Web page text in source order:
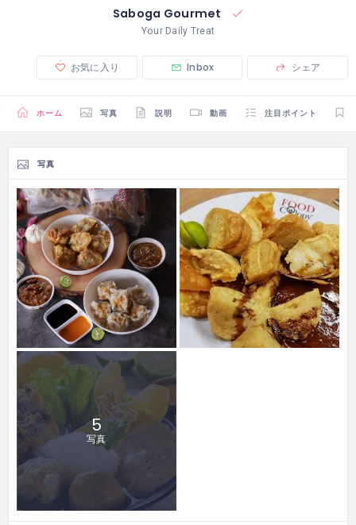
Saboga Gourmet
Your Daily Treat
お気に入り Inbox シェア
ホーム 写真 説明 動画 注目ポイント
写真
5
写真